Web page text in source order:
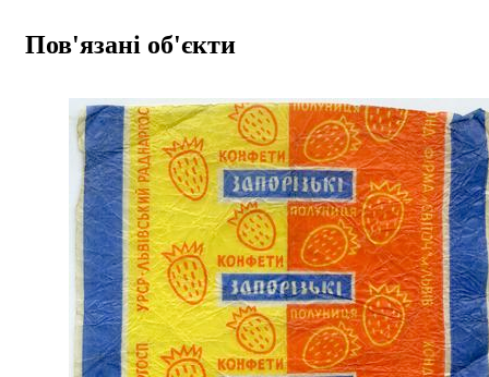
Пов'язані об'єкти